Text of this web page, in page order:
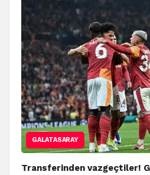
GALATASARAY
Transferinden vazgeçtiler!